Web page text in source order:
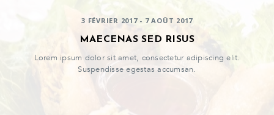
3 FÉVRIER 2017 - 7 AOÛT 2017
MAECENAS SED RISUS
Lorem ipsum dolor sit amet, consectetur adipiscing elit.
Suspendisse egestas accumsan.